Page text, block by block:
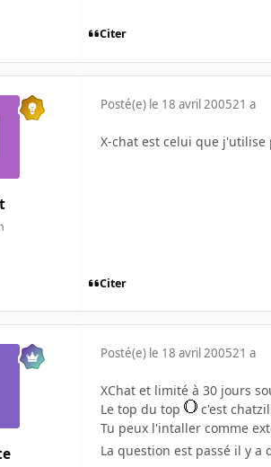
Citer
Posté(e) le 18 avril 200521 a
X-chat est celui que
Citer
Posté(e) le 18 avril 200521 a
XChat et limité à 30 jours
Le top du top
c'est
Tu peux l'intaller comme
La question est passé il y a